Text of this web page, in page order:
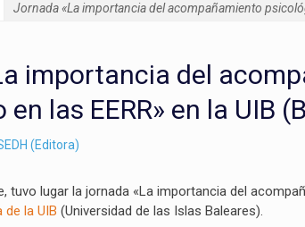
Jornada «La importancia del acompañamiento
importancia del
las EERR» en la UIB
(Editora)
tuvo lugar la jornada «La importancia del
la UIB (Universidad de las Islas Baleares).